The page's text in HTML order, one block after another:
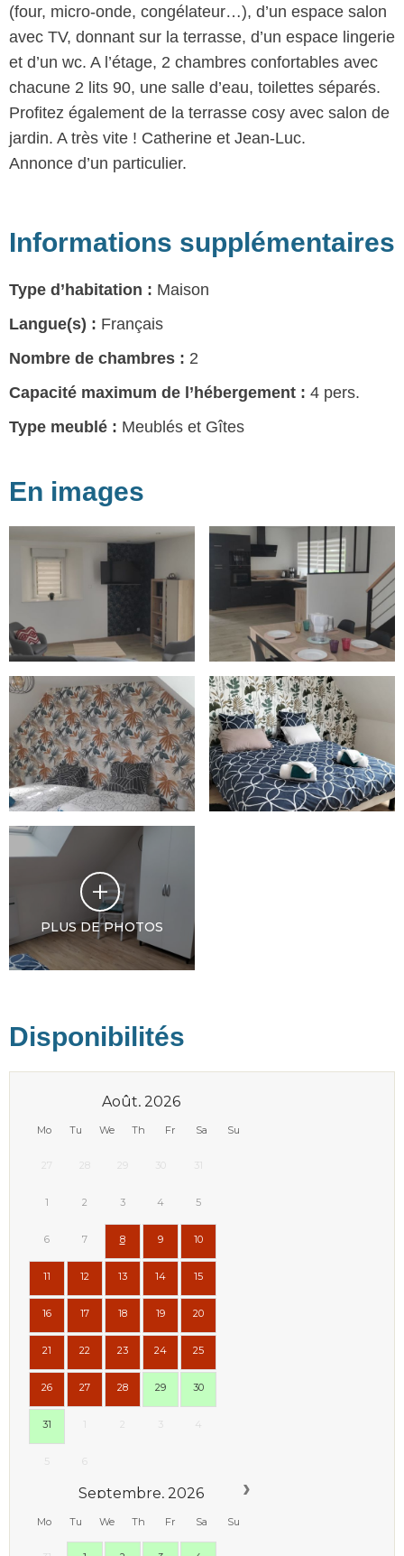
(four, micro-onde, congélateur…), d’un espace salon
avec TV, donnant sur la terrasse, d’un espace lingerie
et d’un wc. A l’étage, 2 chambres confortables avec
chacune 2 lits 90, une salle d’eau, toilettes séparés.
Profitez également de la terrasse cosy avec salon de
jardin. A très vite ! Catherine et Jean-Luc.
Annonce d’un particulier.
Informations supplémentaires
Type d’habitation : Maison
Langue(s) : Français
Nombre de chambres : 2
Capacité maximum de l’hébergement : 4 pers.
Type meublé : Meublés et Gîtes
En images
PLUS DE PHOTOS
Disponibilités
Août, 2026
Mo Tu We Th Fr Sa Su
27 28 30 31
1 2 3 4 5
6 7 8 9 10
11 12 13 14 15
16 17 18 19 20
21 22 23 24 25
26 27 28 29 30
31 1 3 4
5
Septembre, 2026
Mo Tu We Th Fr Sa Su